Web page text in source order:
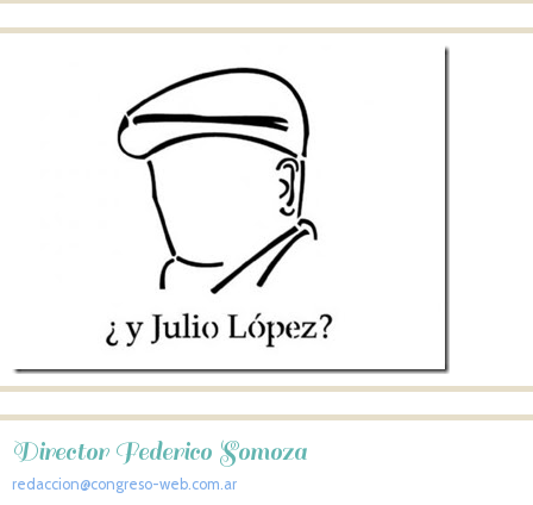
Director Federico Somoza
redaccion@congreso-web.com.ar